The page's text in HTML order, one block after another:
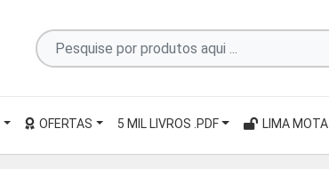
Pesquise
por
OFERTAS 5 MIL LIVROS .PDF LIMA MOTA